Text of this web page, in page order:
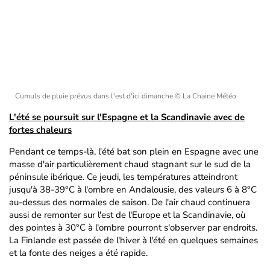
Cumuls de pluie prévus dans l'est d'ici dimanche© La Chaine Météo
L'été se poursuit sur l'Espagne et la Scandinavie avec de
fortes chaleurs
Pendant ce temps-là, l'été bat son plein en Espagne avec une
masse d'air particulièrement chaud stagnant sur le sud de la
péninsule ibérique. Ce jeudi, les températures atteindront
jusqu'à 38-39°C à l'ombre en Andalousie, des valeurs 6 à 8°C
au-dessus des normales de saison. De l'air chaud continuera
aussi de remonter sur l'est de l'Europe et la Scandinavie, où
des pointes à 30°C à l'ombre pourront s'observer par endroits.
La Finlande est passée de l'hiver à l'été en quelques semaines
et la fonte des neiges a été rapide.